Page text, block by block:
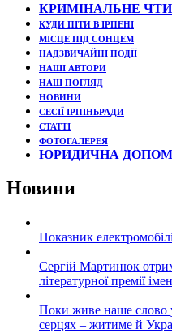
КРИМІНАЛЬНЕ
КУДИ ПІТИ В ІРПЕНІ
МІСЦЕ ПІД СОНЦЕМ
НАДЗВИЧАЙНІ ПОДЇЇ
НАШІ АВТОРИ
НАШ ПОГЛЯД
НОВИНИ
СЕСІЇ ІРПІНЬРАДИ
СТАТТІ
ФОТОГАЛЕРЕЯ
ЮРИДИЧНА
Новини
Показник
Сергій Мартинюк
літературної премії
Поки живе наше слово
серцях – житиме й